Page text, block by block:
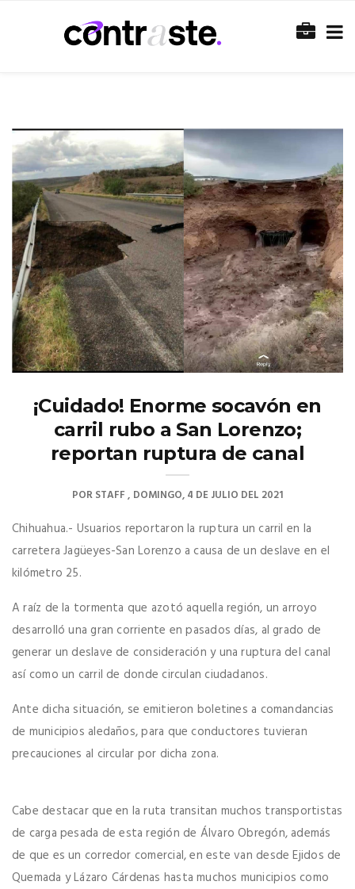
¡Cuidado! Enorme socavón en
carril rubo a San Lorenzo;
reportan ruptura de canal
PORSTAFF DOMINGO, 4 DE JULIO DEL 2021
Chihuahua.- Usuarios reportaron la ruptura un carril en la
carretera Jagüeyes-San Lorenzo a causa de un deslave en el
kilómetro 25.
A raíz de la tormenta que azotó aquella región, un arroyo
desarrolló una gran corriente en pasados días, al grado de
generar un deslave de consideración y una ruptura del canal
así como un carril de donde circulan ciudadanos.
Ante dicha situación, se emitieron boletines a comandancias
de municipios aledaños, para que conductores tuvieran
precauciones al circular por dicha zona.
Cabe destacar que en la ruta transitan muchos transportistas
de carga pesada de esta región de Álvaro Obregón, además
de que es un corredor comercial, en este van desde Ejidos de
Quemada y Lázaro Cárdenas hasta muchos municipios como